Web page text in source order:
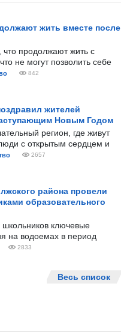
жить вместе после
что продолжают жить с
не могут позволить себе
842
жителей
Новым Годом
регион, где живут
с открытым сердцем и
2657
района провели
образовательного
ключевые
на водоемах в период
2833
Весь список